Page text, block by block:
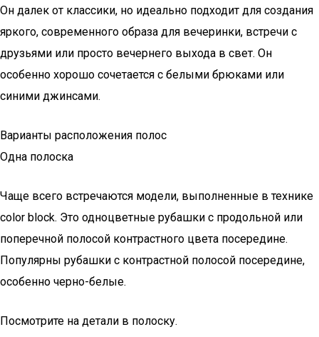
Он далек от классики, но идеально подходит для создания
яркого, современного образа для вечеринки, встречи с
друзьями или просто вечернего выхода в свет. Он
особенно хорошо сочетается с белыми брюками или
синими джинсами.
Варианты расположения полос
Одна полоска
Чаще всего встречаются модели, выполненные в технике
color block. Это одноцветные рубашки с продольной или
поперечной полосой контрастного цвета посередине.
Популярны рубашки с контрастной полосой посередине,
особенно черно-белые.
Посмотрите на детали в полоску.